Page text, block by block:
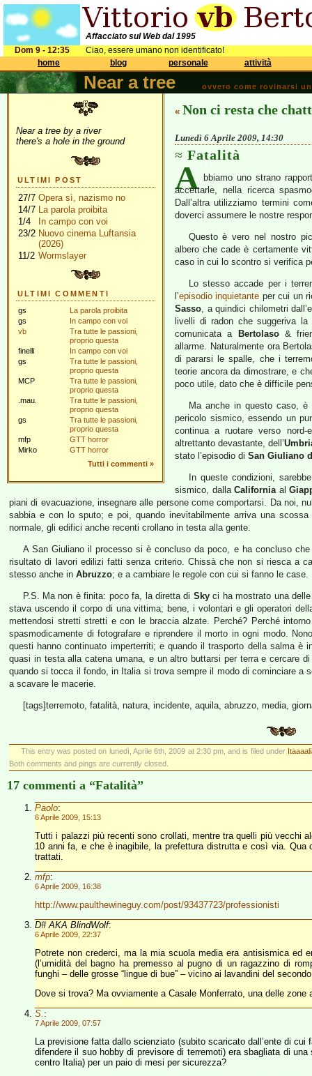
Affacciato sul Web dal 1995
Dom 9 - 12:35
Ciao, essere umano non identificato!
home
blog personale attività
Near a tree ovvero come rovinarsi
Near a tree by a river
there's a hole in the ground
ULTIMI POST
27/7 Opera sì, nazismo no
14/7 La parola proibita
1/4
In campo con voi
23/2 Nuovo cinema Luftansia
(2026)
11/2 Wormslayer
ULTIMI COMMENTI
gs
La parola proibita
gs
In campo con voi
vb
Tra tutte le passioni,
proprio questa
finelli
In campo con voi
gs
Tra tutte le passioni,
proprio questa
MCP
Tra tutte le passioni,
proprio questa
.mau.
Tra tutte le passioni,
proprio questa
gs
Tra tutte le passioni,
proprio questa
mfp
GTT horror
Mirko
GTT horror
Tutti i commenti »
« Non ci resta che
Lunedì 6 Aprile 2009, 14:30
Fatalità
A bbiamo uno strano
accettarle, nella ricerca
Dall’altra utilizziamo termini
doverci assumere le nostre
Questo è vero nel nostro
albero che cade è certamente
caso in cui lo scontro si verifica
Lo stesso accade per i
l’episodio inquietante per cui un
Sasso, a quindici chilometri
livelli di radon che suggeriva
comunicata a
Bertolaso&
allarme. Naturalmente ora
di pararsi le spalle, che i
teorie ancora da dimostrare, e
poco utile, dato che è difficile
Ma anche in questo caso,
pericolo sismico, essendo un
continua a ruotare verso
altrettanto devastante, dell’
stato l’episodio di San Giuliano
In queste condizioni,
sismico, dallaCaliforniaal
piani di evacuazione, insegnare alle persone come comportarsi. Da noi,
sabbia e con lo sputo; e poi, quando inevitabilmente arriva una
normale, gli edifici anche recenti crollano in testa alla gente.
A San Giuliano il processo si è concluso da poco, e ha concluso
risultato di lavori edilizi fatti senza criterio. Chissà che non si riesca a
stesso anche in Abruzzo; e a cambiare le regole con cui si fanno le case.
P.S. Ma non è finita: poco fa, la diretta di Skyci ha mostrato una delle
stava uscendo il corpo di una vittima; bene, i volontari e gli operatori
mettendosi stretti stretti e con le braccia alzate. Perché? Perché
spasmodicamente di fotografare e riprendere il morto in ogni modo.
questi hanno continuato imperterriti; e quando il trasporto della salma è
quasi in testa alla catena umana, e un altro buttarsi per terra e cercare
quando si tocca il fondo, in Italia si trova sempre il modo di cominciare a
a scavare le macerie.
[tags]terremoto, fatalità, natura, incidente, aquila, abruzzo, media,
This entry was posted on lunedì, Aprile 6th, 2009 at 2:30 pm, and is filed under
Both comments and pings are currently closed.
17 commenti a “Fatalità”
Paolo:
6 Aprile 2009, 15:13
Tutti i palazzi più recenti sono crollati, mentre tra quelli più vecchi
10 anni fa, e che è inagibile, la prefettura distrutta e così via. Qua
trattati.
mfp:
6 Aprile 2009, 16:38
http://www.paulthewineguy.com/post/93437723/professionisti
D# AKA BlindWolf:
6 Aprile 2009, 22:37
Potrete non crederci, ma la mia scuola media era antisismica ed
(l’umidità del bagno ha premesso al pugno di un ragazzino di
funghi – delle grosse “lingue di bue” – vicino ai lavandini del
Dove si trova? Ma ovviamente a Casale Monferrato, una delle
S. :
7 Aprile 2009, 07:57
La previsione fatta dallo scienziato (subito scaricato dall’ente di
difendere il suo hobby di previsore di terremoti) era sbagliata di
centro Italia) per un paio di mesi per sicurezza?